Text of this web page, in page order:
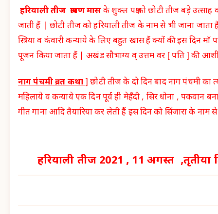
हरियाली तीज श्रावण मास के शुक्ल पक्ष को छोटी तीज बड़े
जाती हैं | छोटी तीज को हरियाली तीज के नाम से भी जाना जाता
स्त्रिया व कंवारी कन्याये के लिए बहुत खास हैं क्यों की इस दिन माँ
पूजन किया जाता हैं | अखंड सौभाग्य व् उत्तम वर [ पति ] की
नाग पंचमी व्रत कथा ] छोटी तीज के दो दिन बाद नाग पंचमी का
महिलाये व कन्याये एक दिन पूर्व ही मेहँदी , सिर धोना , पकवान
गीत गाना आदि तैयारिया कर लेती हैं इस दिन को सिंजारा के नाम
हरियाली तीज 2021 , 11 अगस्त ,तृतीया